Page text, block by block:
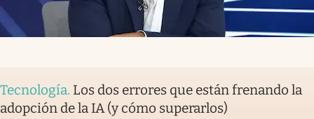
Tecnología. Los dos errores que están frenando la
adopción de la IA (y cómo superarlos)